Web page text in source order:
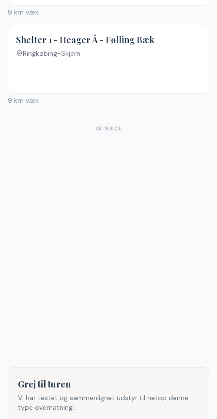
9 km væk
Shelter 1 - Heager Å - Følling Bæk
Ringkøbing-Skjern
9 km væk
ANNONCE
Grej til turen
Vi har testet og sammenlignet udstyr til netop denne
type overnatning.